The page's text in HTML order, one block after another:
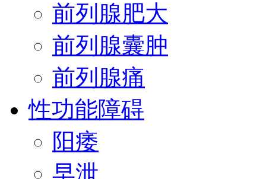
前列腺肥大
前列腺囊肿
前列腺痛
性功能障碍
阳痿
早泄